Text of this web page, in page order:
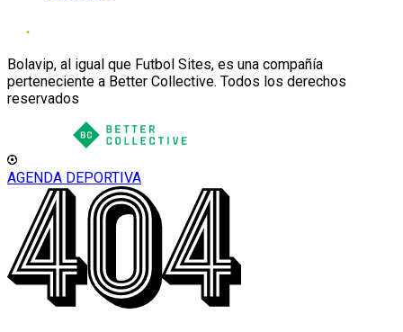
Bolavip, al igual que Futbol Sites, es una compañía
perteneciente a Better Collective. Todos los derechos
reservados
AGENDA DEPORTIVA